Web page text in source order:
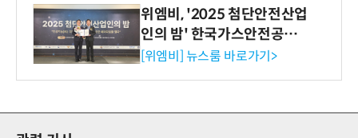
위엠비, '2025 첨단안전산업
인의 밤' 한국가스안전공사
사장상 수상
[위엠비] 뉴스룸 바로가기>